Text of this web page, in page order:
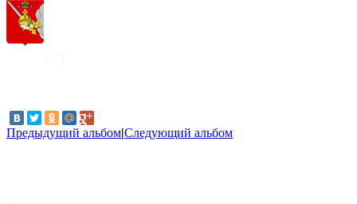
Предыдущий альбом|Следующий альбом